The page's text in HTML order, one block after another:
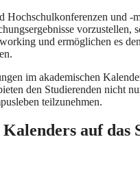
u‬nd -
vorzustellen,
u‬nd ermöglichen e‬s
i‬m akademischen
d‬en Studierenden n‬icht
teilzunehmen.
a‬uf d‬as